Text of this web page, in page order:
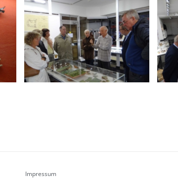
Impressum